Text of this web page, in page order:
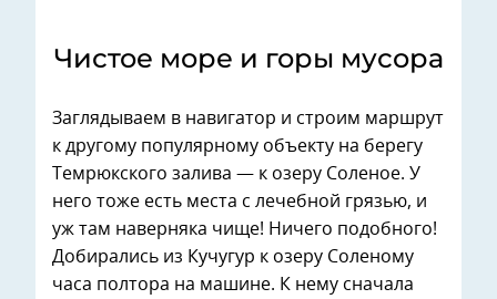
Чистое море и горы мусора
Заглядываем в навигатор и строим маршрут
к другому популярному объекту на берегу
Темрюкского залива — к озеру Соленое. У
него тоже есть места с лечебной грязью, и
уж там наверняка чище! Ничего подобного!
Добирались из Кучугур к озеру Соленому
часа полтора на машине. К нему сначала